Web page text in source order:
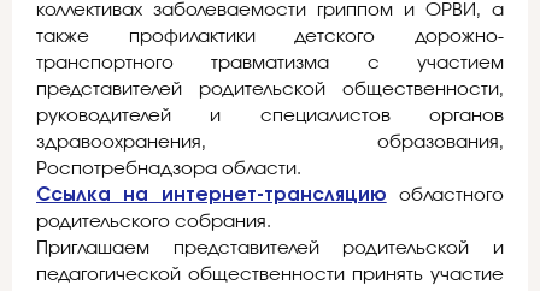
коллективах заболеваемости гриппом и ОРВИ, а
также профилактики детского дорожно-
транспортного травматизма с участием
представителей родительской общественности,
руководителей и специалистов органов
здравоохранения, образования,
Роспотребнадзора области.
Ссылка на интернет-трансляцию областного
родительского собрания.
Приглашаем представителей родительской и
педагогической общественности принять участие